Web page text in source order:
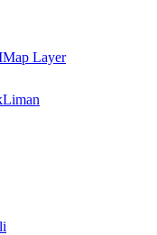
Map Layer
Liman